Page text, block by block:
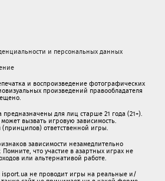
и персональных данных
и воспроизведение фотографических
произведений правообладателя
для лиц старше 21 года (21+).
вызвать игровую зависимость.
ответственной игры.
зависимости незамедлительно
Помните, что участие в азартных играх не
или альтернативой работе.
не проводит игры на реальные и/